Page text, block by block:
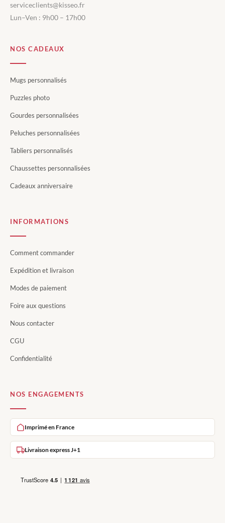
serviceclients@kisseo.fr
Lun–Ven : 9h00 – 17h00
NOS CADEAUX
Mugs personnalisés
Puzzles photo
Gourdes personnalisées
Peluches personnalisées
Tabliers personnalisés
Chaussettes personnalisées
Cadeaux anniversaire
INFORMATIONS
Comment commander
Expédition et livraison
Modes de paiement
Foire aux questions
Nous contacter
CGU
Confidentialité
NOS ENGAGEMENTS
Imprimé en France
Livraison express J+1